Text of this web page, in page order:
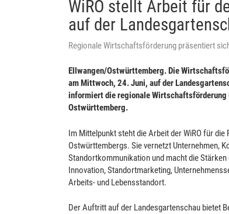
WiRO stellt Arbeit für
auf der
Regionale Wirtschaftsförderung präsentiert
Ellwangen/Ostwürttemberg. Die
am Mittwoch, 24. Juni, auf der
informiert die regionale
Ostwürttemberg.
Im Mittelpunkt steht die Arbeit der WiRO für
Ostwürttembergs. Sie vernetzt Unternehmen,
Standortkommunikation und macht die
Innovation, Standortmarketing,
Arbeits- und Lebensstandort.
Der Auftritt auf der Landesgartenschau bietet